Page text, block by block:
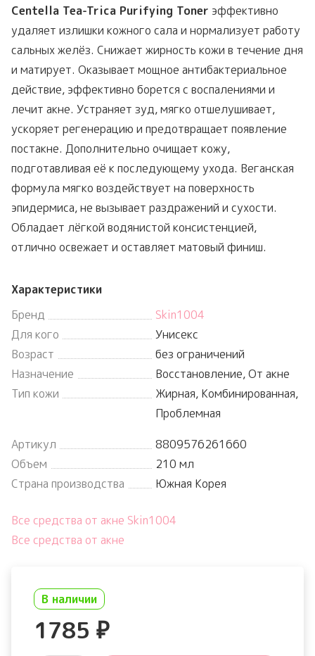
Centella Tea-Trica Purifying Toner эффективно
удаляет излишки кожного сала и нормализует работу
сальных желёз. Снижает жирность кожи в течение дня
и матирует. Оказывает мощное антибактериальное
действие, эффективно борется с воспалениями и
лечит акне. Устраняет зуд, мягко отшелушивает,
ускоряет регенерацию и предотвращает появление
постакне. Дополнительно очищает кожу,
подготавливая её к последующему ухода. Веганская
формула мягко воздействует на поверхность
эпидермиса, не вызывает раздражений и сухости.
Обладает лёгкой водянистой консистенцией,
отлично освежает и оставляет матовый финиш.
Характеристики
Бренд
Skin1004
Для кого
Унисекс
Возраст
без ограничений
Назначение
Восстановление, От акне
Тип кожи
Жирная, Комбинированная,
Проблемная
Артикул
8809576261660
Объем
210 мл
Страна производства
Южная Корея
Все средства от акне Skin1004
Все средства от акне
В наличии
1785 ₽